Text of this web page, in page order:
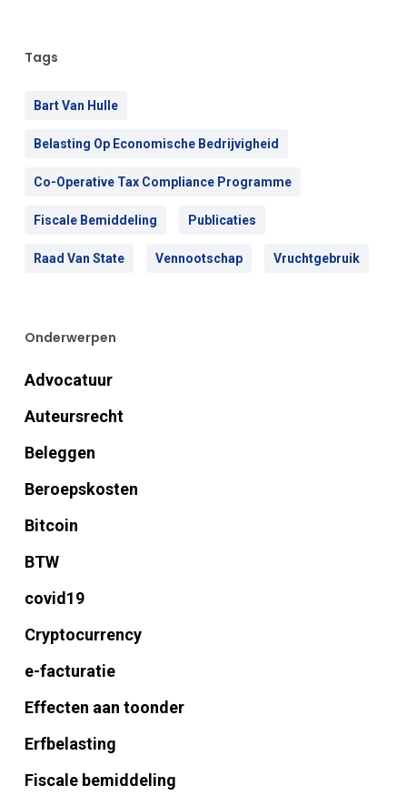
Tags
Bart Van Hulle
Belasting Op Economische Bedrijvigheid
Co-Operative Tax Compliance Programme
Fiscale Bemiddeling Publicaties
Raad Van State Vennootschap Vruchtgebruik
Onderwerpen
Advocatuur
Auteursrecht
Beleggen
Beroepskosten
Bitcoin
BTW
covid19
Cryptocurrency
e-facturatie
Effecten aan toonder
Erfbelasting
Fiscale bemiddeling